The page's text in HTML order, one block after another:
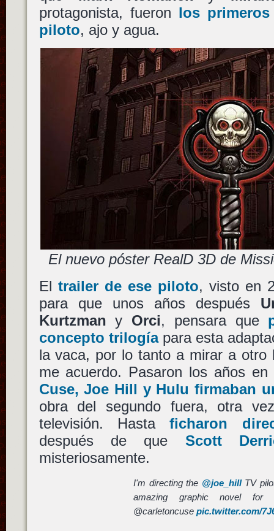
protagonista, fueron los
piloto, ajo y agua.
El nuevo póster RealD 3D de
El trailer de ese piloto, visto en
para que unos años después
Kurtzman y Orci, pensara que
concepto trilogíapara esta
la vaca, por lo tanto a mirar a
me acuerdo. Pasaron los años
Cuse,Joe Hill y Hulu firmaban
obra del segundo fuera, otra
televisión. Hastaficharon
después de que Scott
misteriosamente.
I'm directing the @joe_hillTV
amazing graphic novel for
@carletoncusepic.twitter.com/